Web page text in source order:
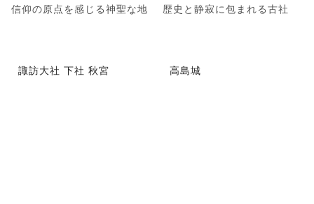
信仰の原点を感じる神聖な地 歴史と静寂に包まれる古社
諏訪大社 下社 秋宮 高島城